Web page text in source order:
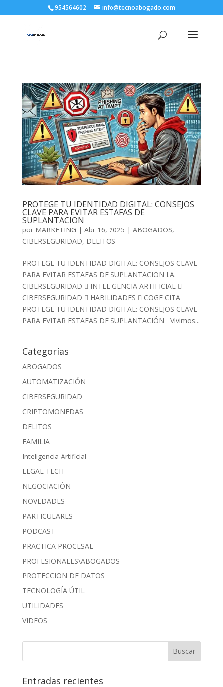
954564602 info@tecnoabogado.com
PROTEGE TU IDENTIDAD DIGITAL: CONSEJOS
CLAVE PARA EVITAR ESTAFAS DE
SUPLANTACION
por MARKETING | Abr 16, 2025 | ABOGADOS,
CIBERSEGURIDAD, DELITOS
PROTEGE TU IDENTIDAD DIGITAL: CONSEJOS CLAVE
PARA EVITAR ESTAFAS DE SUPLANTACION I.A.
CIBERSEGURIDAD  INTELIGENCIA ARTIFICIAL 
CIBERSEGURIDAD  HABILIDADES  COGE CITA
PROTEGE TU IDENTIDAD DIGITAL: CONSEJOS CLAVE
PARA EVITAR ESTAFAS DE SUPLANTACIÓN Vivimos...
Categorías
ABOGADOS
AUTOMATIZACIÓN
CIBERSEGURIDAD
CRIPTOMONEDAS
DELITOS
FAMILIA
Inteligencia Artificial
LEGAL TECH
NEGOCIACIÓN
NOVEDADES
PARTICULARES
PODCAST
PRACTICA PROCESAL
PROFESIONALES\ABOGADOS
PROTECCION DE DATOS
TECNOLOGÍA ÚTIL
UTILIDADES
VIDEOS
Entradas recientes